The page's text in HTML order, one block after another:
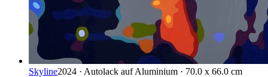
Skyline2024 · Autolack auf Aluminium · 70.0 x 66.0 cm